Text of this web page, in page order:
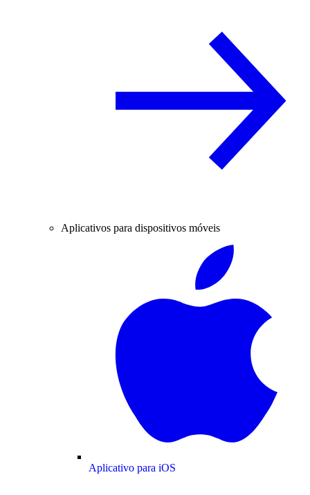
Aplicativos para dispositivos móveis
Aplicativo para iOS